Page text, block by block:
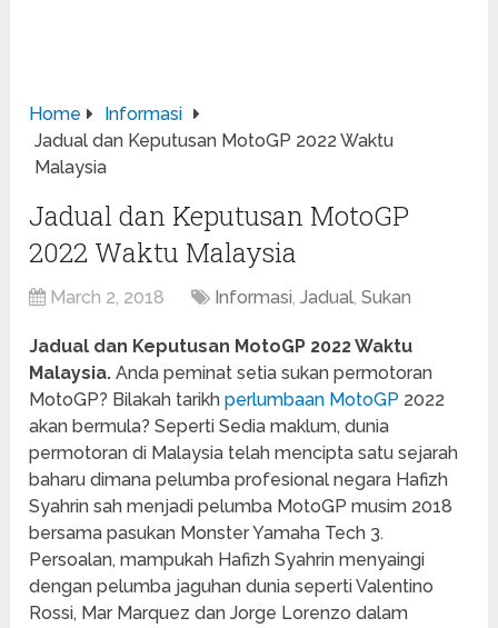
Home
Informasi
Jadual dan Keputusan MotoGP 2022 Waktu
Malaysia
Jadual dan Keputusan MotoGP
2022 Waktu Malaysia
March 2, 2018 Informasi,Jadual,Sukan
Jadual dan Keputusan MotoGP 2022 Waktu
Malaysia.Anda peminat setia sukan permotoran
MotoGP? Bilakah tarikhperlumbaan MotoGP 2022
akan bermula? Seperti Sedia maklum, dunia
permotoran di Malaysia telah mencipta satu sejarah
baharu dimana pelumba profesional negara Hafizh
Syahrin sah menjadi pelumba MotoGP musim 2018
bersama pasukan Monster Yamaha Tech 3.
Persoalan, mampukah Hafizh Syahrin menyaingi
dengan pelumba jaguhan dunia seperti Valentino
Rossi, Mar Marquez dan Jorge Lorenzo dalam